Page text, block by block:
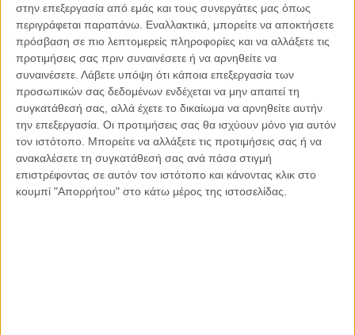
στην επεξεργασία από εμάς και τους συνεργάτες μας όπως
περιγράφεται παραπάνω. Εναλλακτικά, μπορείτε να αποκτήσετε
πρόσβαση σε πιο λεπτομερείς πληροφορίες και να αλλάξετε τις
προτιμήσεις σας πριν συναινέσετε ή να αρνηθείτε να
συναινέσετε. Λάβετε υπόψη ότι κάποια επεξεργασία των
προσωπικών σας δεδομένων ενδέχεται να μην απαιτεί τη
συγκατάθεσή σας, αλλά έχετε το δικαίωμα να αρνηθείτε αυτήν
την επεξεργασία. Οι προτιμήσεις σας θα ισχύουν μόνο για αυτόν
τον ιστότοπο. Μπορείτε να αλλάξετε τις προτιμήσεις σας ή να
ανακαλέσετε τη συγκατάθεσή σας ανά πάσα στιγμή
επιστρέφοντας σε αυτόν τον ιστότοπο και κάνοντας κλικ στο
κουμπί "Απορρήτου" στο κάτω μέρος της ιστοσελίδας.
Αντώνιος Ντακανάλης
Τέμπη: Η Κορυφή του Παγόβουνου
μιας Κοινωνίας που βράζει
Γιάννης Πανούσης
Μικροδιάβολοι ή άγουροι
εγκληματίες; – Άρθρο – παρέμβαση
στο Propago του Γιάννη Πανούση